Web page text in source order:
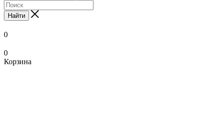
Найти
0
0
Корзина